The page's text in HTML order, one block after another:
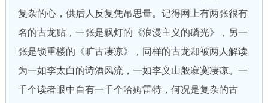
复杂的心，供后人反复凭吊思量。记得网上有两张很有
名的古龙贴，一张是飘灯的《浪漫主义的磷光》，另一
张是锁重楼的《旷古凄凉》，同样的古龙却被两人解读
为一如李太白的诗酒风流，一如李义山般寂寞凄凉。一
千个读者眼中自有一千个哈姆雷特，何况是复杂的古